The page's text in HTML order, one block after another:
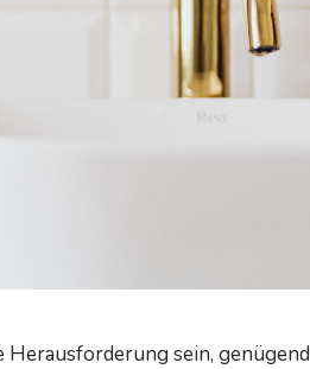
Herausforderung sein, genügend